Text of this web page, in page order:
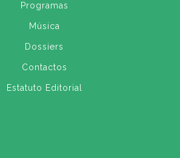
Programas
Música
Dossiers
Contactos
Estatuto Editorial